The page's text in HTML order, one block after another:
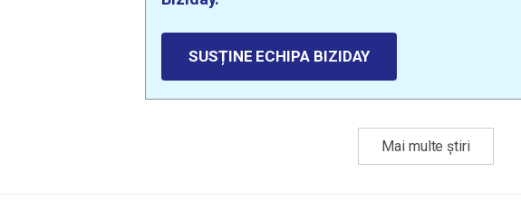
SUSȚINE ECHIPA BIZIDAY
Mai multe știri